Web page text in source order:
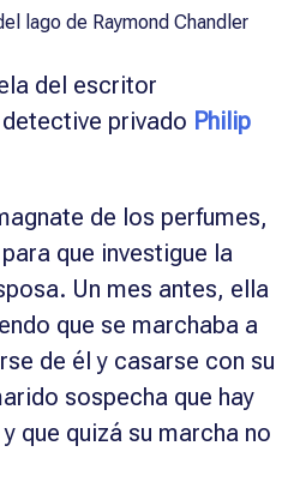
del escritor
privado Philip
de los perfumes,
que investigue la
Un mes antes, ella
que se marchaba a
de él y casarse con su
sospecha que hay
que quizá su marcha no